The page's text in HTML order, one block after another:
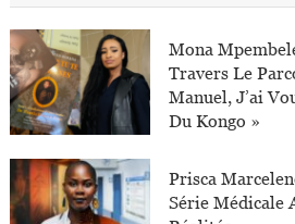
Mona
Travers Le
Manuel, J’ai
Du Kongo »
Prisca
Série Médicale